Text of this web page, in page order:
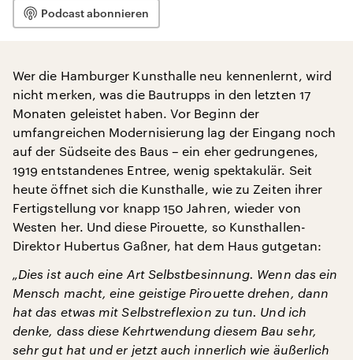
Podcast abonnieren
Wer die Hamburger Kunsthalle neu kennenlernt, wird
nicht merken, was die Bautrupps in den letzten 17
Monaten geleistet haben. Vor Beginn der
umfangreichen Modernisierung lag der Eingang noch
auf der Südseite des Baus – ein eher gedrungenes,
1919 entstandenes Entree, wenig spektakulär. Seit
heute öffnet sich die Kunsthalle, wie zu Zeiten ihrer
Fertigstellung vor knapp 150 Jahren, wieder von
Westen her. Und diese Pirouette, so Kunsthallen-
Direktor Hubertus Gaßner, hat dem Haus gutgetan:
„Dies ist auch eine Art Selbstbesinnung. Wenn das ein
Mensch macht, eine geistige Pirouette drehen, dann
hat das etwas mit Selbstreflexion zu tun. Und ich
denke, dass diese Kehrtwendung diesem Bau sehr,
sehr gut hat und er jetzt auch innerlich wie äußerlich